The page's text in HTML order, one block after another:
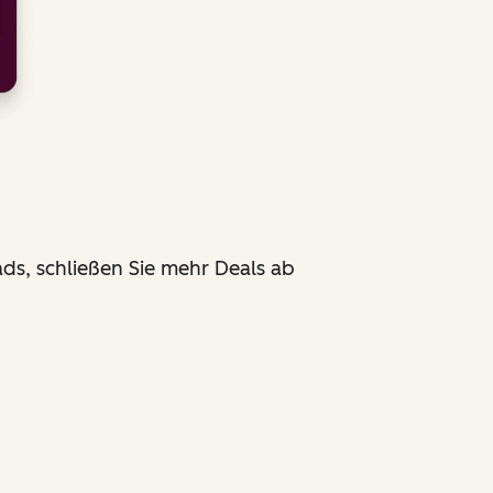
schließen Sie mehr Deals ab